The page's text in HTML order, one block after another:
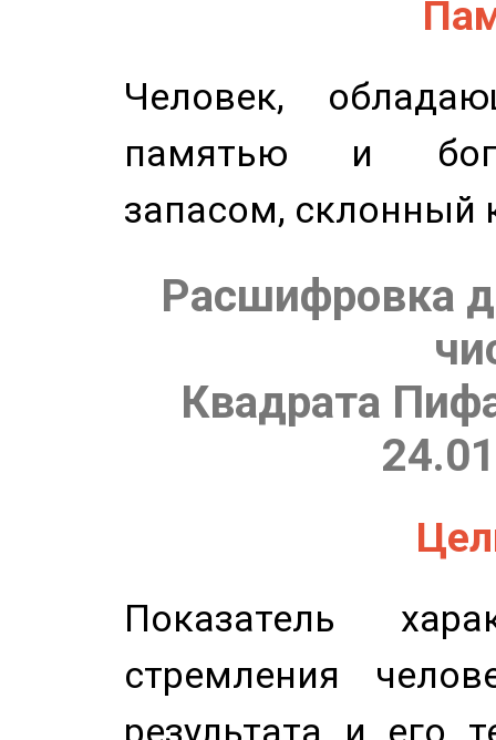
Человек,
памятью и
запасом, склонный
Расшифровка
Квадрата
Показатель
стремления